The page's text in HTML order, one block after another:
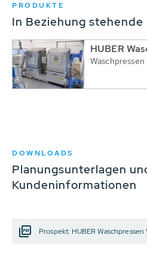
PRODUKTE
In Beziehung
HUBER
Waschpressen
DOWNLOADS
Planungsunterlagen
Kundeninformationen
Prospekt: HUBER